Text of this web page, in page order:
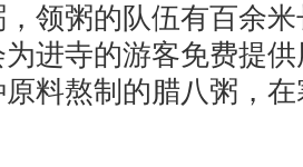
领粥的队伍有百余
进寺的游客免费提
料熬制的腊八粥，